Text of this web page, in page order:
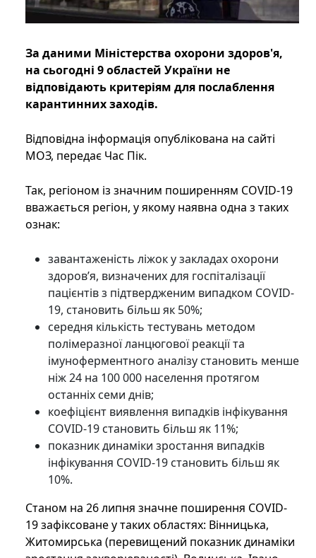
За даними Міністерства охорони здоров'я,
на сьогодні 9 областей України не
відповідають критеріям для послаблення
карантинних заходів.
Відповідна інформація опублікована на сайті
МОЗ, передає Час Пік.
Так, регіоном із значним поширенням COVID-19
вважається регіон, у якому наявна одна з таких
ознак:
завантаженість ліжок у закладах охорони
здоров’я, визначених для госпіталізації
пацієнтів з підтвердженим випадком COVID-
19, становить більш як 50%;
середня кількість тестувань методом
полімеразної ланцюгової реакції та
імуноферментного аналізу становить менше
ніж 24 на 100 000 населення протягом
останніх семи днів;
коефіцієнт виявлення випадків інфікування
COVID-19 становить більш як 11%;
показник динаміки зростання випадків
інфікування COVID-19 становить більш як
10%.
Станом на 26 липня значне поширення COVID-
19 зафіксоване у таких областях: Вінницька,
Житомирська (перевищений показник динаміки